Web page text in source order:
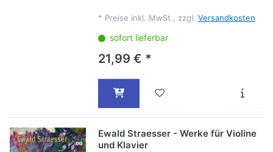
* Preise inkl. MwSt., zzgl. Versandkosten
sofort lieferbar
21,99 € *
Ewald Straesser - Werke für Violine
und Klavier